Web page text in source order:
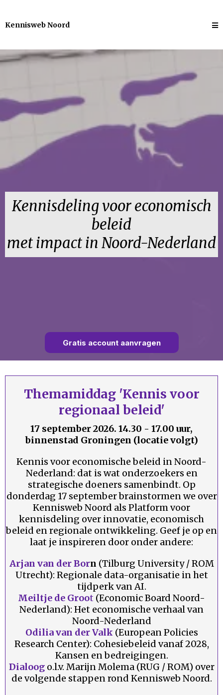
KenniswebNoord
Kennisdeling voor economisch
beleid
met impact in Noord-Nederland
Gratis account aanvragen
Themamiddag 'Kennis voor
regionaal beleid'
17 september 2026. 14.30 - 17.00 uur,
binnenstad Groningen (locatie volgt)
Kennis voor economische beleid in Noord-
Nederland: dat is wat onderzoekers en
strategische doeners samenbindt. Op
donderdag 17 september brainstormen we over
Kennisweb Noord als Platform voor
kennisdeling over innovatie, economisch
beleid en regionale ontwikkeling. Geef je op en
laat je inspireren door onder andere:
Arjan van der Born (Tilburg University / ROM
Utrecht): Regionale data-organisatie in het
tijdperk van AI.
Meiltje de Groot (Economic Board Noord-
Nederland): Het economische verhaal van
Noord-Nederland
Odilia van der Valk (European Policies
Research Center): Cohesiebeleid vanaf 2028,
Kansen en bedreigingen.
Dialoogo.l.v. Marijn Molema (RUG / ROM) over
de volgende stappen rond Kennisweb Noord.